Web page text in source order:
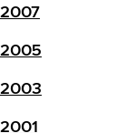
2007
2005
2003
2001